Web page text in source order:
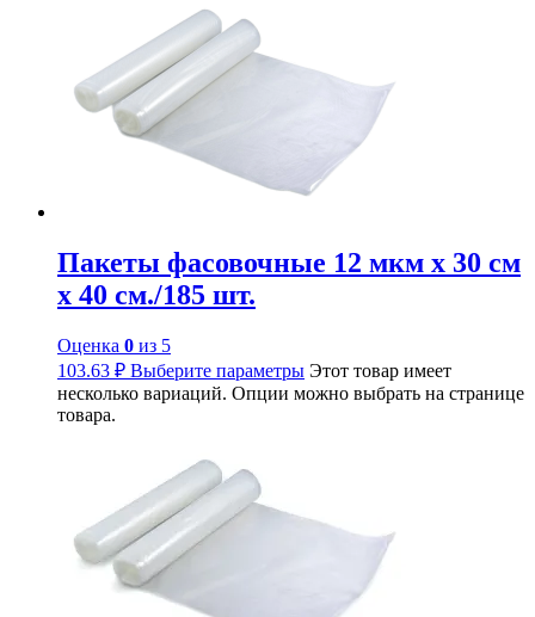
Пакеты фасовочные 12 мкм х 30 см
х 40 см./185 шт.
Оценка 0 из 5
103.63 ₽ Выберите параметры Этот товар имеет
несколько вариаций. Опции можно выбрать на странице
товара.